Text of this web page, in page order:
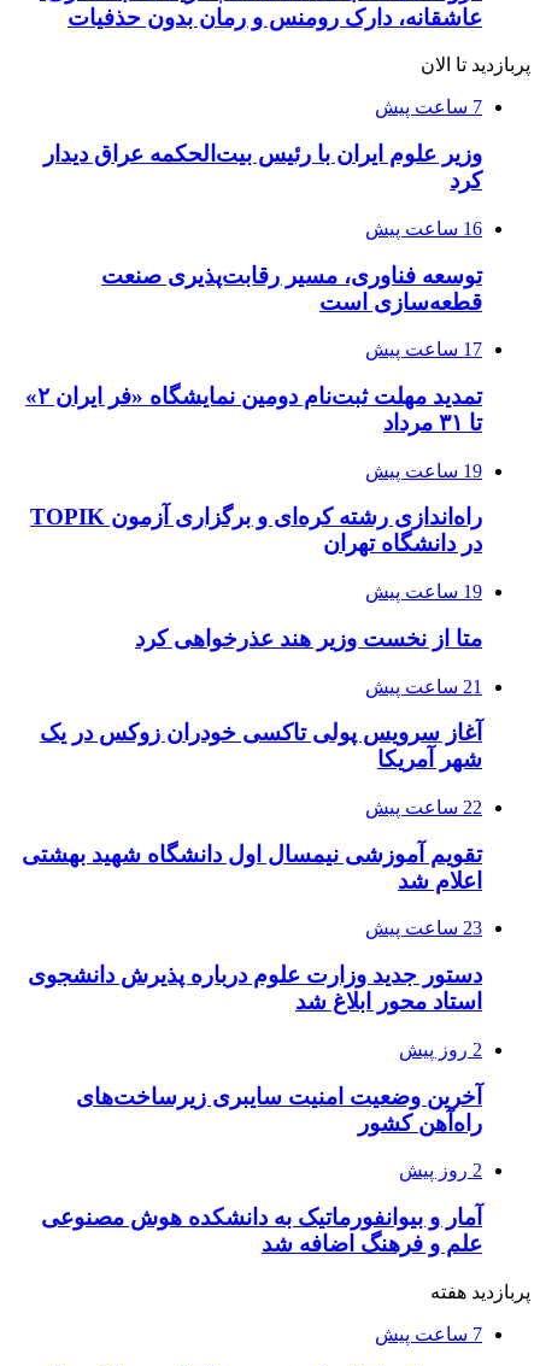
عاشقانه، دارک رومنس و رمان بدون حذفیات
پربازدید تا الان
7 ساعت پیش
وزیر علوم ایران با رئیس بیت‌الحکمه عراق دیدار
کرد
16 ساعت پیش
توسعه فناوری، مسیر رقابت‌پذیری صنعت
قطعه‌سازی است
17 ساعت پیش
تمدید مهلت ثبت‌نام دومین نمایشگاه «فر ایران ۲»
تا ۳۱ مرداد
19 ساعت پیش
راه‌اندازی رشته کره‌ای و برگزاری آزمون TOPIK
در دانشگاه تهران
19 ساعت پیش
متا از نخست وزیر هند عذرخواهی کرد
21 ساعت پیش
آغاز سرویس پولی تاکسی خودران زوکس در یک
شهر آمریکا
22 ساعت پیش
تقویم آموزشی نیمسال اول دانشگاه شهید بهشتی
اعلام شد
23 ساعت پیش
دستور جدید وزارت علوم درباره پذیرش دانشجوی
استاد محور ابلاغ شد
2 روز پیش
آخرین وضعیت امنیت سایبری زیرساخت‌های
راه‌آهن کشور
2 روز پیش
آمار و بیوانفورماتیک به دانشکده هوش مصنوعی
علم و فرهنگ اضافه شد
پربازدید هفته
7 ساعت پیش